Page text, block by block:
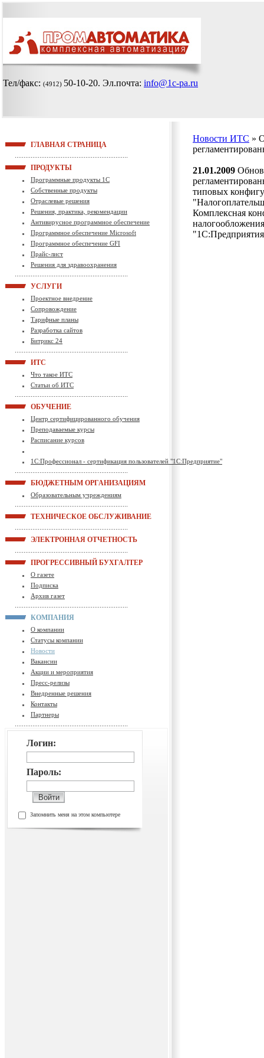
Тел/факс: (4912) 50-10-20. Эл.почта: info@1c-pa.ru
ГЛАВНАЯ СТРАНИЦА
ПРОДУКТЫ
Программные продукты 1С
Собственные продукты
Отраслевые решения
Решения, практика, рекомендации
Антивирусное программное обеспечение
Программное обеспечение Microsoft
Программное обеспечение GFI
Прайс-лист
Решения для здравоохранения
УСЛУГИ
Проектное внедрение
Сопровождение
Тарифные планы
Разработка сайтов
Битрикс 24
ИТС
Что такое ИТС
Статьи об ИТС
ОБУЧЕНИЕ
Центр сертифицированного обучения
Преподаваемые курсы
Расписание курсов
1С:Профессионал - сертификация пользователей "1С:Предприятие"
БЮДЖЕТНЫМ ОРГАНИЗАЦИЯМ
Образовательным учреждениям
ТЕХНИЧЕСКОЕ ОБСЛУЖИВАНИЕ
ЭЛЕКТРОННАЯ ОТЧЕТНОСТЬ
ПРОГРЕССИВНЫЙ БУХГАЛТЕР
О газете
Подписка
Архив газет
КОМПАНИЯ
О компании
Статусы компании
Новости
Вакансии
Акции и мероприятия
Пресс-релизы
Внедренные решения
Контакты
Партнеры
Логин:
Пароль:
Запомнить меня на этом компьютере
Новости ИТС »
21.01.2009
типовых
Комплексная